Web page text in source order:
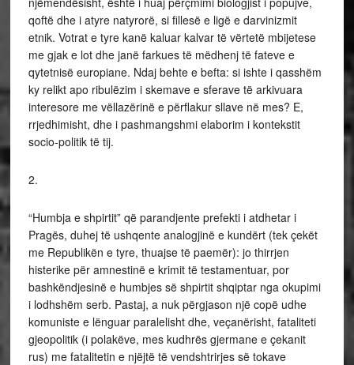
qoftë dhe i atyre natyrorë, si fillesë e ligë e darvinizmit
etnik. Votrat e tyre kanë kaluar kalvar të vërtetë mbijetese
me gjak e lot dhe janë farkues të mëdhenj të fateve e
qytetnisë europiane. Ndaj behte e befta: si ishte i qasshëm
ky relikt apo ribulëzim i skemave e sferave të arkivuara
interesore me vëllazërinë e përflakur sllave në mes? E,
rrjedhimisht, dhe i pashmangshmi elaborim i kontekstit
socio-politik të tij.
2.
“Humbja e shpirtit” që parandjente prefekti i atdhetar i
Pragës, duhej të ushqente analogjinë e kundërt (tek çekët
me Republikën e tyre, thuajse të paemër): jo thirrjen
histerike për amnestinë e krimit të testamentuar, por
bashkëndjesinë e humbjes së shpirtit shqiptar nga okupimi
i lodhshëm serb. Pastaj, a nuk përgjason një copë udhe
komuniste e lënguar paralelisht dhe, veçanërisht, fataliteti
gjeopolitik (i polakëve, mes kudhrës gjermane e çekanit
rus) me fatalitetin e njëjtë të vendshtrirjes së tokave